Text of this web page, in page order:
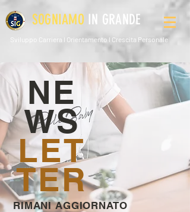
SOGNIAMOIN GRANDE
Sviluppo Carriera l Orientamento l Crescita Personale
NE
WS
LET
TER
RIMANI AGGIORNATO